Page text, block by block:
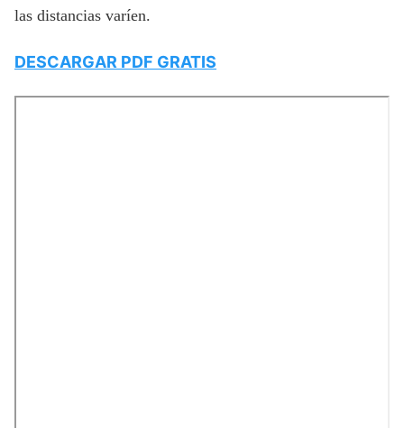
las distancias varíen.
DESCARGAR PDF GRATIS